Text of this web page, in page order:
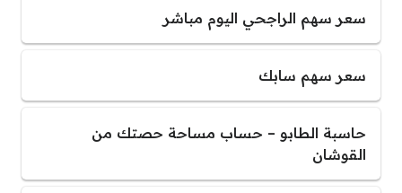
سعر سهم الراجحي اليوم مباشر
سعر سهم سابك
حاسبة الطابو – حساب مساحة حصتك من
القوشان